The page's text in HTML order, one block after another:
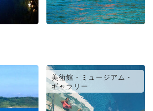
美術館・ミュージアム・
ギャラリー